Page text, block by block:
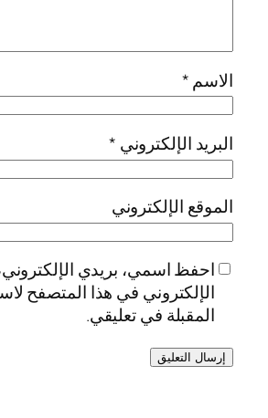
الاسم*
البريد الإلكتروني *
الموقع الإلكتروني
احفظ اسمي، بريدي
الإلكتروني في هذا المتصفح
المقبلة في تعليقي.